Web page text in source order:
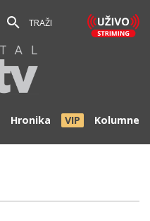
TRAŽI
Hronika VIP Kolumne